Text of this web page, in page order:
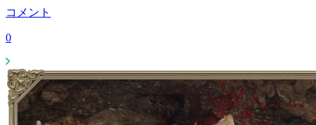
コメント
0